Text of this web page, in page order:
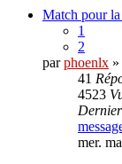
Match pour
1
2
parphoenlx
41
4523
mer.